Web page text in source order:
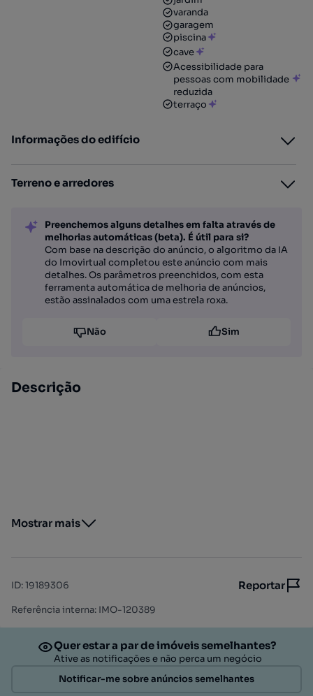
varanda
garagem
piscina
cave
Acessibilidade para
pessoas com mobilidade
reduzida
terraço
Informações do edifício
Terreno e arredores
Preenchemos alguns detalhes em falta através de
melhorias automáticas (beta). É útil para si?
Com base na descrição do anúncio, o algoritmo da IA
do Imovirtual completou este anúncio com mais
detalhes. Os parâmetros preenchidos, com esta
ferramenta automática de melhoria de anúncios,
estão assinalados com uma estrela roxa.
Não Sim
Descrição
Mostrar mais
ID:19189306 Reportar
Referência interna: IMO-120389
Quer estar a par de imóveis semelhantes?
Ative as notificações e não perca um negócio
Notificar-me sobre anúncios semelhantes